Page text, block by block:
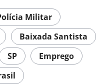
Militar
Baixada Santista
SP
Emprego